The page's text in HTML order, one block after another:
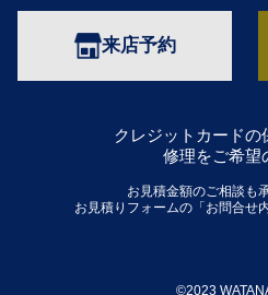
来店予約
クレジットカードの
修理をご希望
お見積金額のご相談も
お見積りフォームの「お問合せ
©2023